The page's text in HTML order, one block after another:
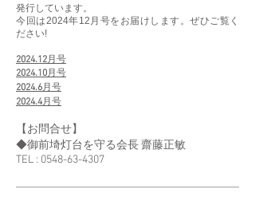
発行しています。
今回は2024年12月号をお届けします。ぜひご覧く
ださい!
2024.12月号
2024.10月号
2024.6月号
2024.4月号
【お問合せ】
◆御前埼灯台を守る会長 齋藤正敏
TEL : 0548-63-4307